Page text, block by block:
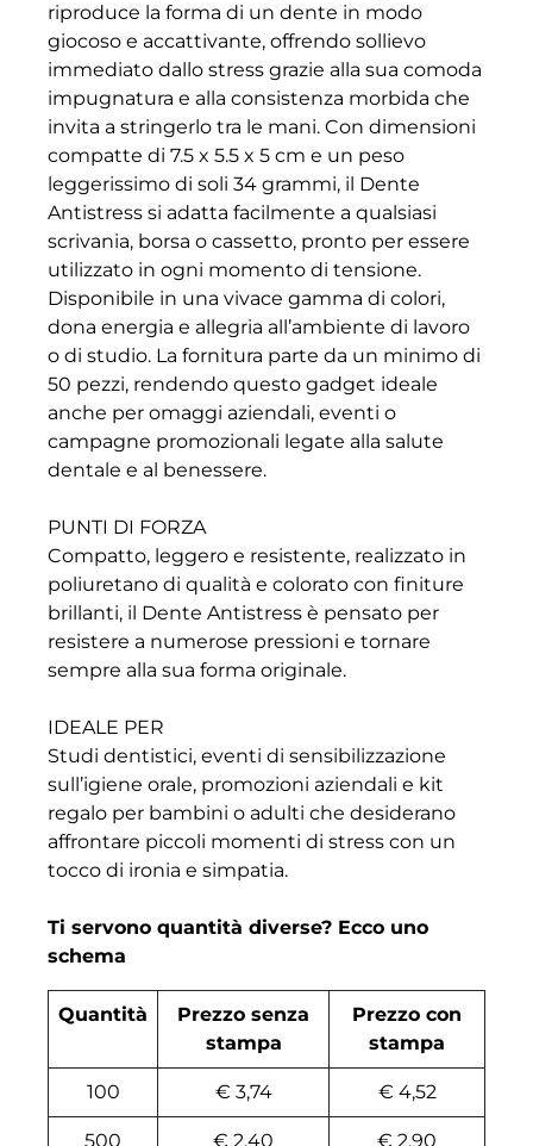
riproduce la forma di un dente in modo
giocoso e accattivante, offrendo sollievo
immediato dallo stress grazie alla sua comoda
impugnatura e alla consistenza morbida che
invita a stringerlo tra le mani. Con dimensioni
compatte di 7.5 x 5.5 x 5 cm e un peso
leggerissimo di soli 34 grammi, il Dente
Antistress si adatta facilmente a qualsiasi
scrivania, borsa o cassetto, pronto per essere
utilizzato in ogni momento di tensione.
Disponibile in una vivace gamma di colori,
dona energia e allegria all’ambiente di lavoro
o di studio. La fornitura parte da un minimo di
50 pezzi, rendendo questo gadget ideale
anche per omaggi aziendali, eventi o
campagne promozionali legate alla salute
dentale e al benessere.
PUNTI DI FORZA
Compatto, leggero e resistente, realizzato in
poliuretano di qualità e colorato con finiture
brillanti, il Dente Antistress è pensato per
resistere a numerose pressioni e tornare
sempre alla sua forma originale.
IDEALE PER
Studi dentistici, eventi di sensibilizzazione
sull’igiene orale, promozioni aziendali e kit
regalo per bambini o adulti che desiderano
affrontare piccoli momenti di stress con un
tocco di ironia e simpatia.
Ti servono quantità diverse? Ecco uno
schema
Quantità
Prezzo senza
stampa
Prezzo con
stampa
100 € 3,74 € 4,52
500 € 2,40 € 2,90